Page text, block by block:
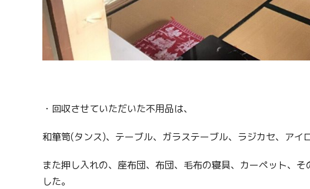
・回収させていただいた不用品は、
和箪笥(タンス)、テーブル、ガラステーブル、ラジカセ、アイ
また押し入れの、座布団、布団、毛布の寝具、カーペット、
した。